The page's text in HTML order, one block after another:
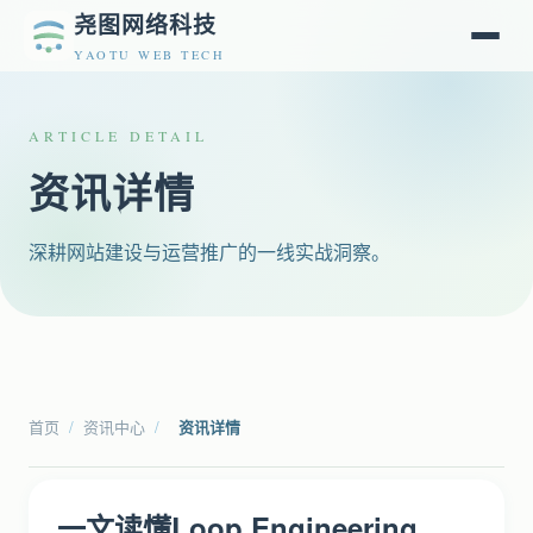
尧图网络科技
YAOTU WEB TECH
ARTICLE DETAIL
资讯详情
深耕网站建设与运营推广的一线实战洞察。
首页 / 资讯中心 / 资讯详情